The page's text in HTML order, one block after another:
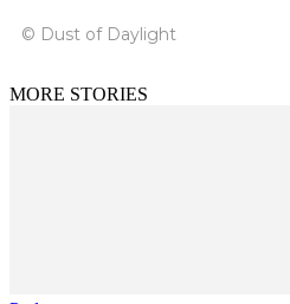
© Dust of Daylight
MORE STORIES